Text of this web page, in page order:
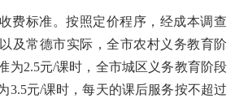
费标准。按照定价程序，经成本调查
及常德市实际，全市农村义务教育阶
为2.5元/课时，全市城区义务教育阶段
3.5元/课时，每天的课后服务按不超过